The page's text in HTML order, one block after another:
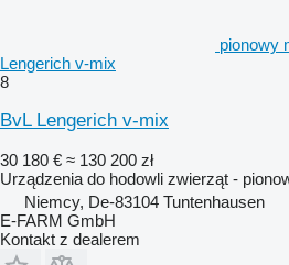
pionowy
Lengerich v-mix
8
BvL Lengerich v-mix
30 180 € ≈ 130 200 zł
Urządzenia do hodowli zwierząt -
Niemcy, De-83104 Tuntenhausen
E-FARM GmbH
Kontakt z dealerem